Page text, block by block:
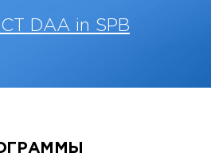
DAA in SPB